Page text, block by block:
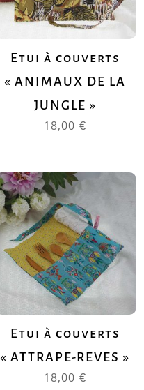
Etui à couverts
« ANIMAUX DE LA
JUNGLE »
18,00€
Etui à couverts
« ATTRAPE-REVES »
18,00€